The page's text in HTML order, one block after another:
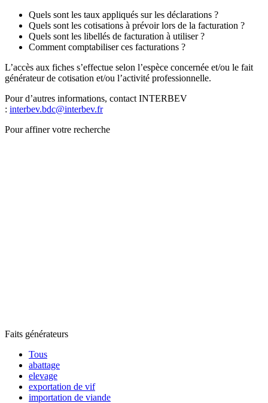
Quels sont les taux appliqués sur les déclarations ?
Quels sont les cotisations à prévoir lors de la facturation ?
Quels sont les libellés de facturation à utiliser ?
Comment comptabiliser ces facturations ?
L’accès aux fiches s’effectue selon l’espèce concernée et/ou le fait
générateur de cotisation et/ou l’activité professionnelle.
Pour d’autres informations, contact INTERBEV
: interbev.bdc@interbev.fr
Pour affiner votre recherche
Faits générateurs
Tous
abattage
elevage
exportation de vif
importation de viande